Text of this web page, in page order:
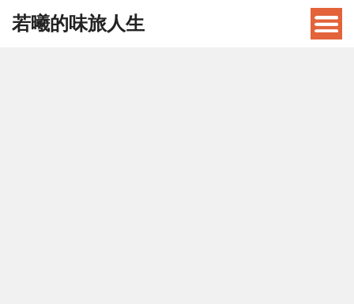
若曦的味旅人生